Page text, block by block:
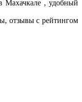
Махачкале , удобный
отзывы с рейтингом